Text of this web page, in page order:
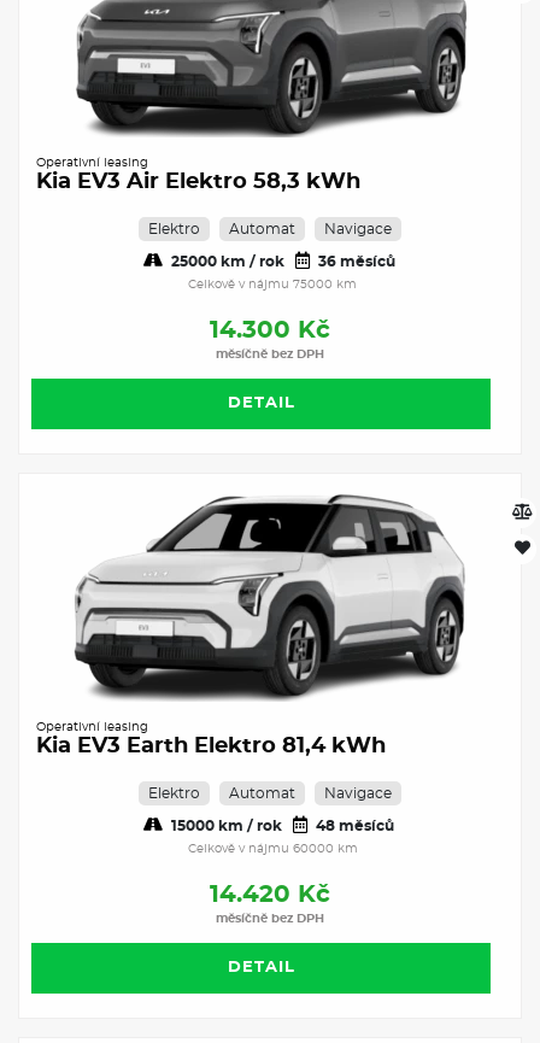
Operativní leasing
Kia EV3 Air Elektro 58,3 kWh
Elektro Automat Navigace
25000 km / rok 36 měsíců
Celkově v nájmu 75000 km
14.300 Kč
měsíčně bez DPH
DETAIL
Operativní leasing
Kia EV3 Earth Elektro 81,4 kWh
Elektro Automat Navigace
15000 km / rok 48 měsíců
Celkově v nájmu 60000 km
14.420 Kč
měsíčně bez DPH
DETAIL